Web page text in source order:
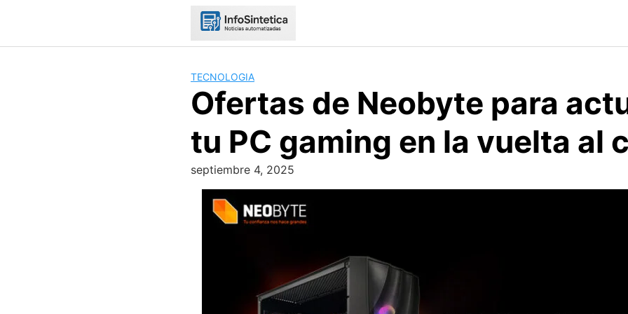
TECNOLOGIA
Ofertas de Neobyte para
tu PC gaming en la vuelta al
septiembre 4, 2025